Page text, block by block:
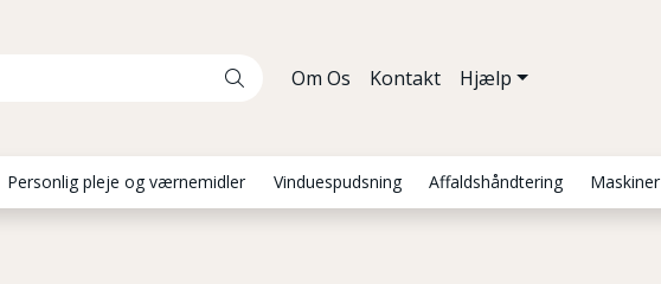
Om Os Kontakt Hjælp
Personlig pleje og værnemidler Vinduespudsning Affaldshåndtering Maskiner